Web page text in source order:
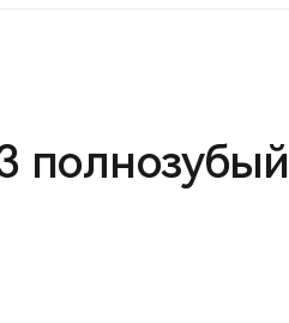
полнозубый